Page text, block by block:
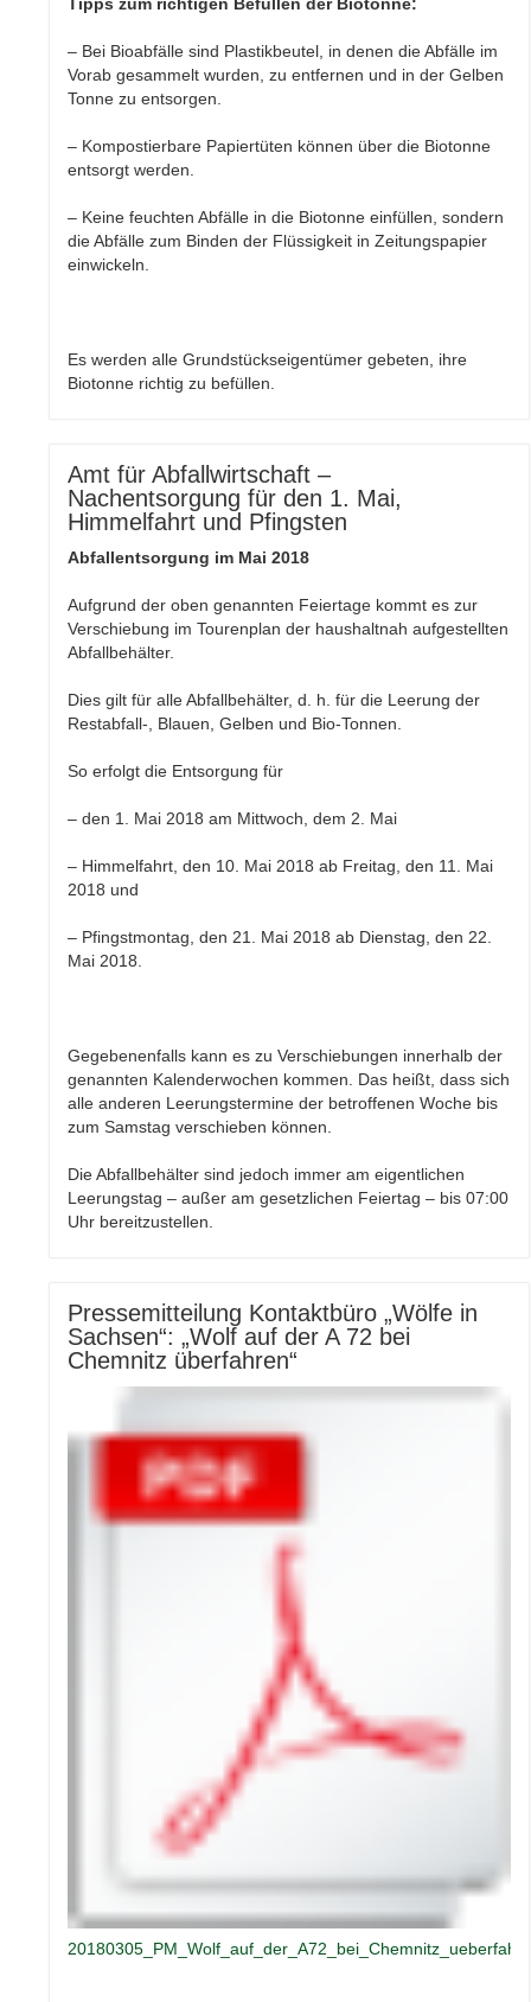
– Bei Bioabfälle sind Plastikbeutel, in denen die Abfälle im
Vorab gesammelt wurden, zu entfernen und in der Gelben
Tonne zu entsorgen.
– Kompostierbare Papiertüten können über die Biotonne
entsorgt werden.
– Keine feuchten Abfälle in die Biotonne einfüllen, sondern
die Abfälle zum Binden der Flüssigkeit in Zeitungspapier
einwickeln.
Es werden alle Grundstückseigentümer gebeten, ihre
Biotonne richtig zu befüllen.
Amt für Abfallwirtschaft –
Nachentsorgung für den 1. Mai,
Himmelfahrt und Pfingsten
Abfallentsorgung im Mai 2018
Aufgrund der oben genannten Feiertage kommt es zur
Verschiebung im Tourenplan der haushaltnah aufgestellten
Abfallbehälter.
Dies gilt für alle Abfallbehälter, d. h. für die Leerung der
Restabfall-, Blauen, Gelben und Bio-Tonnen.
So erfolgt die Entsorgung für
– den 1. Mai 2018 am Mittwoch, dem 2. Mai
– Himmelfahrt, den 10. Mai 2018 ab Freitag, den 11. Mai
2018 und
– Pfingstmontag, den 21. Mai 2018 ab Dienstag, den 22.
Mai 2018.
Gegebenenfalls kann es zu Verschiebungen innerhalb der
genannten Kalenderwochen kommen. Das heißt, dass sich
alle anderen Leerungstermine der betroffenen Woche bis
zum Samstag verschieben können.
Die Abfallbehälter sind jedoch immer am eigentlichen
Leerungstag – außer am gesetzlichen Feiertag – bis 07:00
Uhr bereitzustellen.
Pressemitteilung Kontaktbüro „Wölfe in
Sachsen“: „Wolf auf der A 72 bei
Chemnitz überfahren“